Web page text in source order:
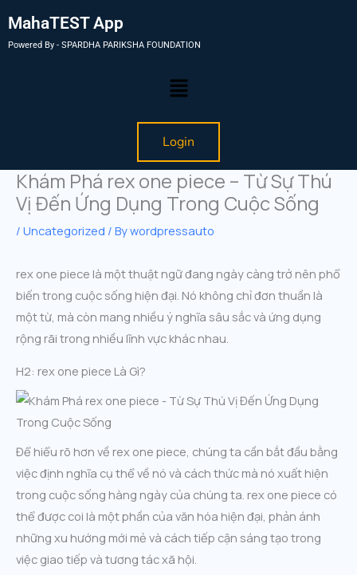
MahaTEST App
Powered By - SPARDHA PARIKSHA FOUNDATION
Menu
Login
Khám Phá rex one piece – Từ Sự Thú
Vị Đến Ứng Dụng Trong Cuộc Sống
/ Uncategorized / Bywordpressauto
rex one piece là một thuật ngữ đang ngày càng trở nên phổ
biến trong cuộc sống hiện đại. Nó không chỉ đơn thuần là
một từ, mà còn mang nhiều ý nghĩa sâu sắc và ứng dụng
rộng rãi trong nhiều lĩnh vực khác nhau.
H2: rex one piece Là Gì?
Để hiểu rõ hơn về rex one piece, chúng ta cần bắt đầu bằng
việc định nghĩa cụ thể về nó và cách thức mà nó xuất hiện
trong cuộc sống hàng ngày của chúng ta. rex one piece có
thể được coi là một phần của văn hóa hiện đại, phản ánh
những xu hướng mới mẻ và cách tiếp cận sáng tạo trong
việc giao tiếp và tương tác xã hội.